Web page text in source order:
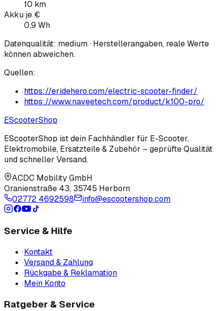
10 km
Akku je €
0,9 Wh
Datenqualität: medium· Herstellerangaben, reale Werte
können abweichen.
Quellen:
https://eridehero.com/electric-scooter-finder/
https://www.naveetech.com/product/k100-pro/
EScooterShop
EScooterShop ist dein Fachhändler für E-Scooter,
Elektromobile, Ersatzteile & Zubehör – geprüfte Qualität
und schneller Versand.
ACDC Mobility GmbH
Oranienstraße 43, 35745 Herborn
02772 4692598
info@escootershop.com
Service & Hilfe
Kontakt
Versand & Zahlung
Rückgabe & Reklamation
Mein Konto
Ratgeber & Service